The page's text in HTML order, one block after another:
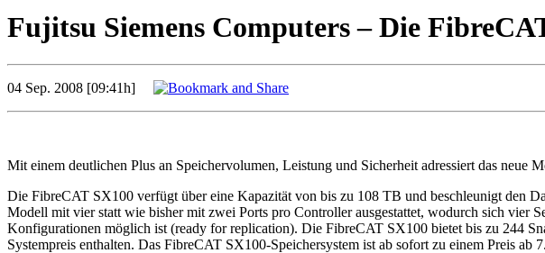
Fujitsu Siemens Computers – Die
04 Sep. 2008 [09:41h]
Mit einem deutlichen Plus an Speichervolumen, Leistung und Sicherheit adressiert das
Die FibreCAT SX100 verfügt über eine Kapazität von bis zu 108 TB und beschleunigt den
Modell mit vier statt wie bisher mit zwei Ports pro Controller ausgestattet, wodurch sich vier
Konfigurationen möglich ist (ready for replication). Die FibreCAT SX100 bietet bis zu 244
Systempreis enthalten. Das FibreCAT SX100-Speichersystem ist ab sofort zu einem Preis